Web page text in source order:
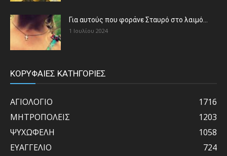
Για αυτούς που φοράνε Σταυρό στο λαιμό…
1 Ιουλίου 2024
ΚΟΡΥΦΑΙΕΣ ΚΑΤΗΓΟΡΙΕΣ
ΑΓΙΟΛΟΓΙΟ
1716
ΜΗΤΡΟΠΟΛΕΙΣ
1203
ΨΥΧΩΦΕΛΗ
1058
ΕΥΑΓΓΕΛΙΟ
724